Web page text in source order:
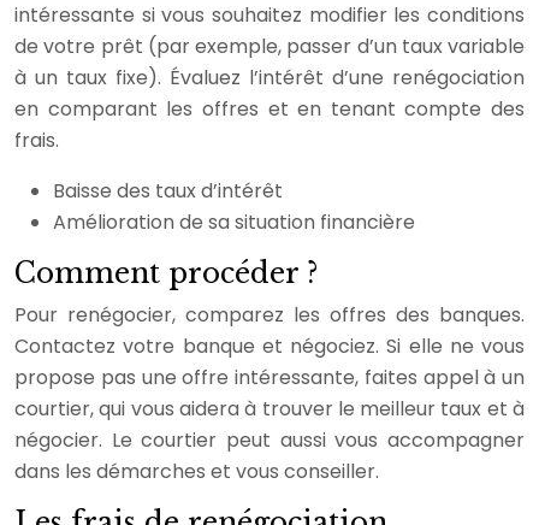
intéressante si vous souhaitez modifier les conditions
de votre prêt (par exemple, passer d’un taux variable
à un taux fixe). Évaluez l’intérêt d’une renégociation
en comparant les offres et en tenant compte des
frais.
Baisse des taux d’intérêt
Amélioration de sa situation financière
Comment procéder ?
Pour renégocier, comparez les offres des banques.
Contactez votre banque et négociez. Si elle ne vous
propose pas une offre intéressante, faites appel à un
courtier, qui vous aidera à trouver le meilleur taux et à
négocier. Le courtier peut aussi vous accompagner
dans les démarches et vous conseiller.